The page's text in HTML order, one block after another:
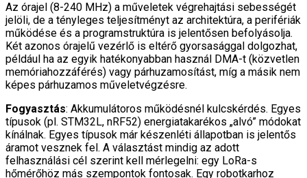
Az órajel (8-240 MHz) a műveletek végrehajtási sebességét
jelöli, de a tényleges teljesítményt az architektúra, a perifériák
működése és a programstruktúra is jelentősen befolyásolja.
Két azonos órajelű vezérlő is eltérő gyorsasággal dolgozhat,
például ha az egyik hatékonyabban használ DMA-t (közvetlen
memóriahozzáférés) vagy párhuzamosítást, míg a másik nem
képes párhuzamos műveletvégzésre.
Fogyasztás: Akkumulátoros működésnél kulcskérdés. Egyes
típusok (pl. STM32L, nRF52) energiatakarékos „alvó” módokat
kínálnak. Egyes típusok már készenléti állapotban is jelentős
áramot vesznek fel. A választást mindig az adott
felhasználási cél szerint kell mérlegelni: egy LoRa-s
hőmérőhöz más szempontok fontosak. Egy robotkarhoz